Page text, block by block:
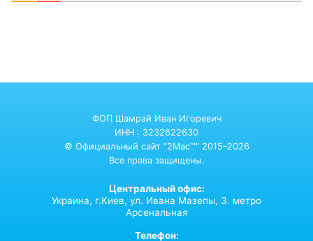
ФОП Шамрай Иван Игоревич
ИНН : 3232622630
© Официальный сайт "2Mac™" 2015–2026
Все права защищены.
Центральный офис:
Украина, г.Киев, ул. Ивана Мазепы, 3. метро
Арсенальная
Телефон: